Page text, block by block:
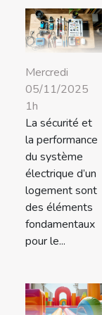
Mercredi
05/11/2025
1h
La sécurité et
la performance
du système
électrique d’un
logement sont
des éléments
fondamentaux
pour le...